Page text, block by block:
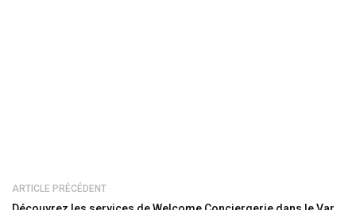
ARTICLE PRÉCÉDENT